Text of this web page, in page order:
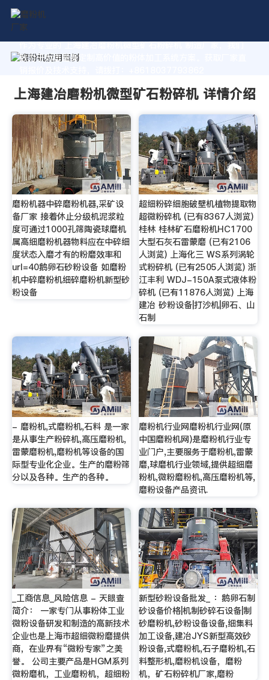
作为专业的 上海建冶磨粉机微型矿石粉碎机 制造厂家，我们
致力于为您量身定制高价值的粉体加工系统方案。获取厂家直
上海建冶磨粉机微型矿石粉碎机 详情介绍
磨粉机器中碎磨粉机器,采矿设
备厂家 接着休止分级机泥浆粒
度可通过1000孔筛陶瓷球磨机
属高细磨粉机器物料应在中碎细
度状态入磨才有的粉磨效率和
url=40鹅卵石砂粉设备 如磨粉
机中碎磨粉机细碎磨粉机新型砂
粉设备
超细粉碎细胞破壁机植物提取物
超微粉碎机 (已有8367人浏览)
桂林 桂林矿石磨粉机HC1700
大型石灰石雷蒙磨 (已有2106
人浏览) 上海化三 WS系列涡轮
式粉碎机 (已有2505人浏览) 浙
江丰利 WDJ-150A泵式液体粉
碎机 (已有11876人浏览) 上海
建冶 砂粉设备|打沙机|卵石、山
石制
- 磨粉机,式磨粉机,石料 是一家
是从事生产粉碎机,高压磨粉机,
雷蒙磨粉机,磨粉机等设备的国
际型专业化企业。生产的磨粉筛
分以及各种。生产的各种。
磨粉机行业网磨粉机行业网(原
中国磨粉机网)是磨粉机行业专
业门户,主要服务于磨粉机,雷蒙
磨,球磨机行业领域,提供超细磨
粉机,微粉磨粉机,高压磨粉机等,
磨粉设备产品资讯.
_工商信息_风险信息 - 天眼查
简介： 一家专门从事粉体工业
微粉设备研发和制造的高新技术
企业也是上海市超细微粉磨提供
商，在业界有“微粉专家”之美
誉。 公司主要产品是HGM系列
微粉磨机，工业磨粉机，超细粉
新型砂粉设备批发_ ：鹅卵石制
砂设备价格|机制砂碎石设备|制
砂磨粉机,砂粉设备设备,细集料
加工设备,建冶JYS新型高效砂
粉设备,式磨粉机,石子磨粉机,石
料整形机,磨粉机设备，磨粉
机，矿石粉碎机厂家,磨粉